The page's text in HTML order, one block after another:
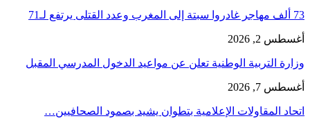
73 ألف مهاجر غادروا سبتة إلى المغرب وعدد القتلى يرتفع لـ71
أغسطس 2, 2026
وزارة التربية الوطنية تعلن عن مواعيد الدخول المدرسي المقبل
أغسطس 7, 2026
اتحاد المقاولات الإعلامية بتطوان يشيد بصمود الصحافيين…